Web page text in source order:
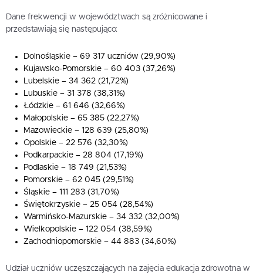
Dane frekwencji w województwach są zróżnicowane i
przedstawiają się następująco:
Dolnośląskie – 69 317 uczniów (29,90%)
Kujawsko-Pomorskie – 60 403 (37,26%)
Lubelskie – 34 362 (21,72%)
Lubuskie – 31 378 (38,31%)
Łódzkie – 61 646 (32,66%)
Małopolskie – 65 385 (22,27%)
Mazowieckie – 128 639 (25,80%)
Opolskie – 22 576 (32,30%)
Podkarpackie – 28 804 (17,19%)
Podlaskie – 18 749 (21,53%)
Pomorskie – 62 045 (29,51%)
Śląskie – 111 283 (31,70%)
Świętokrzyskie – 25 054 (28,54%)
Warmińsko-Mazurskie – 34 332 (32,00%)
Wielkopolskie – 122 054 (38,59%)
Zachodniopomorskie – 44 883 (34,60%)
Udział uczniów uczęszczających na zajęcia edukacja zdrowotna w